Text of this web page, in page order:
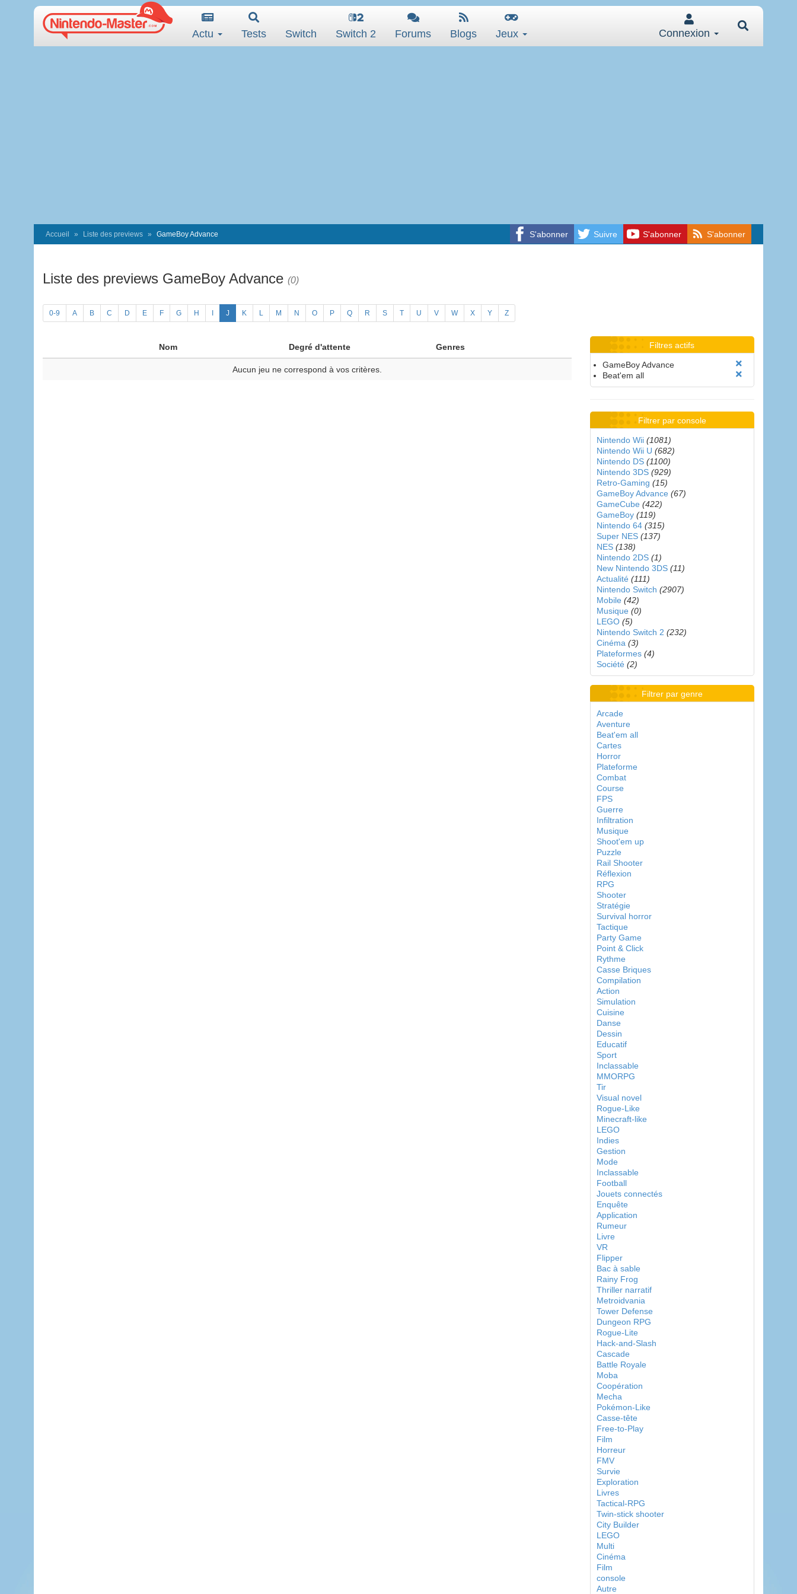
Actu Tests Switch Switch 2 Forums Blogs Jeux Connexion
S'abonner Suivre S'abonner S'abonner
Accueil Liste des previews GameBoy Advance
Liste des previews GameBoy Advance (0)
0-9 A B C D E F G H J K L M N O P Q R S T U V W X Y Z
Nom Degré d'attente Genres
Aucun jeu ne correspond à vos critères.
Filtres actifs
GameBoy Advance
Beat'em all
Filtrer par console
Nintendo Wii (1081)
Nintendo Wii U (682)
Nintendo DS (1100)
Nintendo 3DS (929)
Retro-Gaming (15)
GameBoy Advance (67)
GameCube (422)
GameBoy (119)
Nintendo 64 (315)
Super NES (137)
NES (138)
Nintendo 2DS (1)
New Nintendo 3DS (11)
Actualité (111)
Nintendo Switch (2907)
Mobile (42)
Musique (0)
LEGO (5)
Nintendo Switch 2 (232)
Cinéma (3)
Plateformes (4)
Société (2)
Filtrer par genre
Arcade
Aventure
Beat'em all
Cartes
Horror
Plateforme
Combat
Course
FPS
Guerre
Infiltration
Musique
Shoot'em up
Puzzle
Rail Shooter
Réflexion
RPG
Shooter
Stratégie
Survival horror
Tactique
Party Game
Point & Click
Rythme
Casse Briques
Compilation
Action
Simulation
Cuisine
Danse
Dessin
Educatif
Sport
Inclassable
MMORPG
Tir
Visual novel
Rogue-Like
Minecraft-like
LEGO
Indies
Gestion
Mode
Inclassable
Football
Jouets connectés
Enquête
Application
Rumeur
Livre
VR
Flipper
Bac à sable
Rainy Frog
Thriller narratif
Metroidvania
Tower Defense
Dungeon RPG
Rogue-Lite
Hack-and-Slash
Cascade
Battle Royale
Moba
Coopération
Mecha
Pokémon-Like
Casse-tête
Free-to-Play
Film
Horreur
FMV
Survie
Exploration
Livres
Tactical-RPG
Twin-stick shooter
City Builder
LEGO
Multi
Cinéma
Film
console
Autre